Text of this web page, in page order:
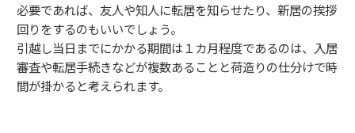
必要であれば、友人や知人に転居を知らせたり、新居の挨拶
回りをするのもいいでしょう。
引越し当日までにかかる期間は１カ月程度であるのは、入居
審査や転居手続きなどが複数あることと荷造りの仕分けで時
間が掛かると考えられます。